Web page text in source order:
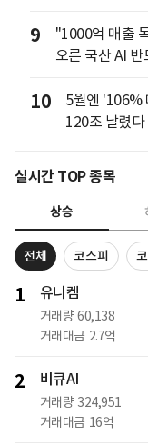
9
"1000억 매출
오른 국산 AI 반
10
5월엔 '106%
120조 날렸다
실시간 TOP 종목
상승
전체 코스피
1 유니켐
거래량 60,138
거래대금 2.7억
2 비큐AI
거래량 324,951
거래대금 16억